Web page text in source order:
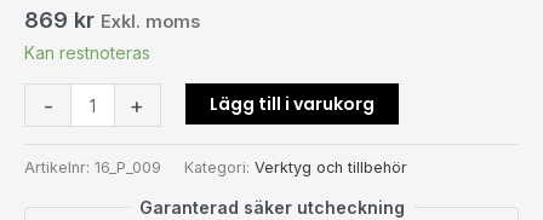
869 kr Exkl. moms
Kan restnoteras
-
230-
290
fi
mängd
+ Lägg till i varukorg
Artikelnr: 16_P_009 Kategori: Verktyg och tillbehör
Garanterad säker utcheckning